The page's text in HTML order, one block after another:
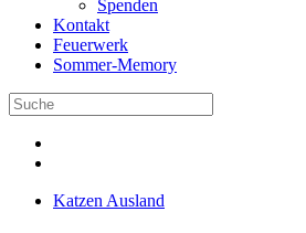
Spenden
Kontakt
Feuerwerk
Sommer-Memory
Katzen Ausland